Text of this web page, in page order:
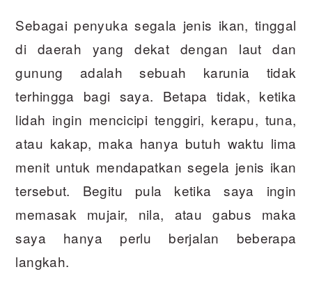
Sebagai penyuka segala jenis ikan, tinggal
di daerah yang dekat dengan laut dan
gunung adalah sebuah karunia tidak
terhingga bagi saya. Betapa tidak, ketika
lidah ingin mencicipi tenggiri, kerapu, tuna,
atau kakap, maka hanya butuh waktu lima
menit untuk mendapatkan segela jenis ikan
tersebut. Begitu pula ketika saya ingin
memasak mujair, nila, atau gabus maka
saya hanya perlu berjalan beberapa
langkah.